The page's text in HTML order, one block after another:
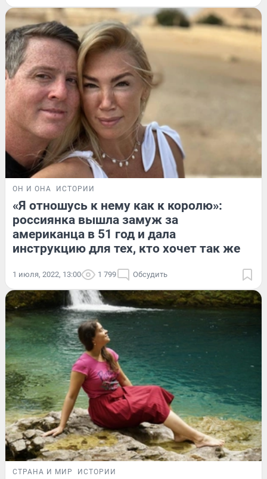
ОН И ОНА ИСТОРИИ
«Я отношусь к нему как к королю»:
россиянка вышла замуж за
американца в 51 год и дала
инструкцию для тех, кто хочет так же
1 июля, 2022, 13:00 1 799 Обсудить
СТРАНА И МИР ИСТОРИИ